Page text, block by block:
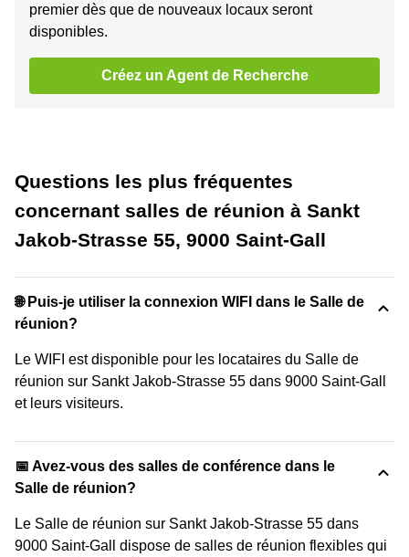
premier dès que de nouveaux locaux seront
disponibles.
Créez un Agent de Recherche
Questions les plus fréquentes
concernant salles de réunion à Sankt
Jakob-Strasse 55, 9000 Saint-Gall
🌐 Puis-je utiliser la connexion WIFI dans le Salle de
réunion?
Le WIFI est disponible pour les locataires du Salle de
réunion sur Sankt Jakob-Strasse 55 dans 9000 Saint-Gall
et leurs visiteurs.
📅 Avez-vous des salles de conférence dans le
Salle de réunion?
Le Salle de réunion sur Sankt Jakob-Strasse 55 dans
9000 Saint-Gall dispose de salles de réunion flexibles qui